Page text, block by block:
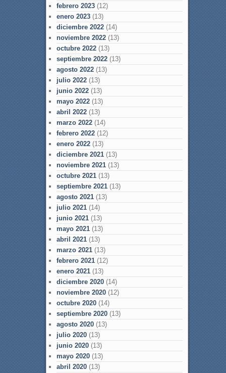
febrero 2023(12)
enero 2023(13)
diciembre 2022(14)
noviembre 2022(13)
octubre 2022(13)
septiembre 2022(13)
agosto 2022(13)
julio 2022(13)
junio 2022(13)
mayo 2022(13)
abril 2022(13)
marzo 2022(14)
febrero 2022(12)
enero 2022(13)
diciembre 2021(13)
noviembre 2021(13)
octubre 2021(13)
septiembre 2021(13)
agosto 2021(13)
julio 2021(14)
junio 2021(13)
mayo 2021(13)
abril 2021(13)
marzo 2021(13)
febrero 2021(12)
enero 2021(13)
diciembre 2020(14)
noviembre 2020(12)
octubre 2020(14)
septiembre 2020(13)
agosto 2020(13)
julio 2020(13)
junio 2020(13)
mayo 2020(13)
abril 2020(13)